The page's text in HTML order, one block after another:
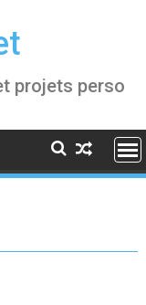
projets perso